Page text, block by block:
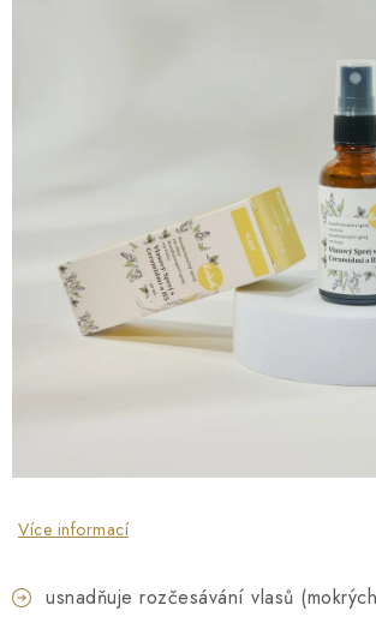
FIREMNÍ DÁRKY
Více informací
usnadňuje rozčesávání vlasů